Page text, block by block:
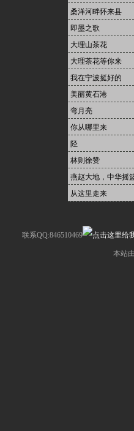
桑洋河畔怀来县
即墨之歌
大理山茶花
大理茶花等你来
我在宁波挺好的
美丽黄石港
弯月亮
你从哪里来
陉
林则徐赞
燕赵大地，中华摇
从这里走来
联系QQ:846510469
本站